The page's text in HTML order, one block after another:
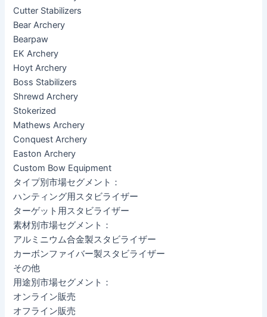
Cutter Stabilizers
Bear Archery
Bearpaw
EK Archery
Hoyt Archery
Boss Stabilizers
Shrewd Archery
Stokerized
Mathews Archery
Conquest Archery
Easton Archery
Custom Bow Equipment
タイプ別市場セグメント：
ハンティング用スタビライザー
ターゲット用スタビライザー
素材別市場セグメント：
アルミニウム合金製スタビライザー
カーボンファイバー製スタビライザー
その他
用途別市場セグメント：
オンライン販売
オフライン販売